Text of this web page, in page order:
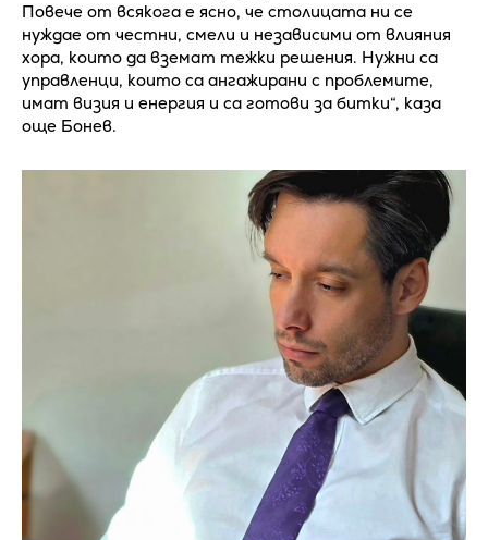
Повече от всякога е ясно, че столицата ни се
нуждае от честни, смели и независими от влияния
хора, които да вземат тежки решения. Нужни са
управленци, които са ангажирани с проблемите,
имат визия и енергия и са готови за битки“, каза
още Бонев.